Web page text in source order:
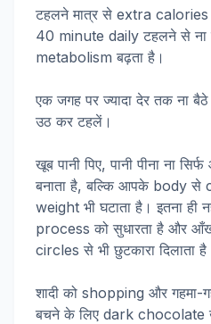
टहलने मात्र से extra calories
40 minute daily टहलने से ना
metabolism बढ़ता है।
एक जगह पर ज्यादा देर तक ना
उठ कर टहलें।
खूब पानी पिए, पानी पीना ना
बनाता है, बल्कि आपके body
weight भी घटाता है। इतना ही
process को सुधारता है और
circles से भी छुटकारा दिलाता
शादी को shopping और
बचने के लिए dark chocolate